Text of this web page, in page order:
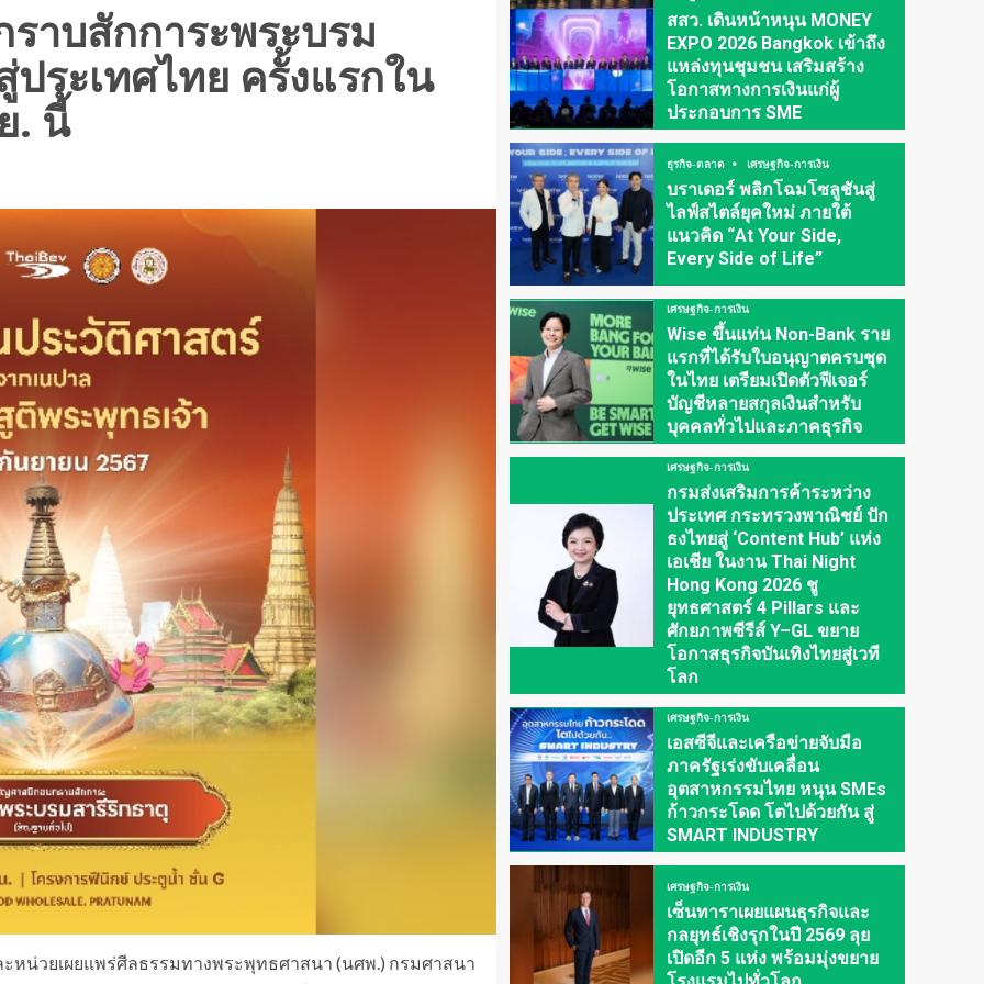
าบสักการะพระบรม
ระเทศไทย ครั้งแรกใน
. นี้
หน่วยเผยแพร่ศีลธรรมทางพระพุทธศาสนา (นศพ.) กรมศาสนา
สสว. เดินหน้าหนุน MONEY
EXPO 2026 Bangkok เข้าถึง
แหล่งทุนชุมชน เสริมสร้าง
โอกาสทางการเงินแก่ผู้
ประกอบการ SME
ธุรกิจ-ตลาด เศรษฐกิจ-การเงิน
บราเดอร์ พลิกโฉมโซลูชันสู่
ไลฟ์สไตล์ยุคใหม่ ภายใต้
แนวคิด “At Your Side,
Every Side of Life”
เศรษฐกิจ-การเงิน
Wise ขึ้นแท่น Non-Bank ราย
แรกที่ได้รับใบอนุญาตครบชุด
ในไทย เตรียมเปิดตัวฟีเจอร์
บัญชีหลายสกุลเงินสำหรับ
บุคคลทั่วไปและภาคธุรกิจ
เศรษฐกิจ-การเงิน
กรมส่งเสริมการค้าระหว่าง
ประเทศ กระทรวงพาณิชย์ ปัก
ธงไทยสู่ ‘Content Hub’ แห่ง
เอเชีย ในงาน Thai Night
Hong Kong 2026 ชู
ยุทธศาสตร์ 4 Pillars และ
ศักยภาพซีรีส์ Y–GL ขยาย
โอกาสธุรกิจบันเทิงไทยสู่เวที
โลก
เศรษฐกิจ-การเงิน
เอสซีจีและเครือข่ายจับมือ
ภาครัฐเร่งขับเคลื่อน
อุตสาหกรรมไทย หนุน SMEs
ก้าวกระโดด โตไปด้วยกัน สู่
SMART INDUSTRY
เศรษฐกิจ-การเงิน
เซ็นทาราเผยแผนธุรกิจและ
กลยุทธ์เชิงรุกในปี 2569 ลุย
เปิดอีก 5 แห่ง พร้อมมุ่งขยาย